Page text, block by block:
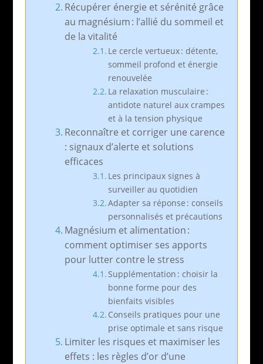
Récupérer énergie et sérénité grâce
au magnésium : l’allié du sommeil et
de la vitalité
Le cercle vertueux : détente,
sommeil profond et énergie
renouvelée
La relaxation musculaire :
antidote naturel aux crampes
et à la tension physique
Reconnaître et corriger une carence
: signaux d’alerte et solutions
efficaces
Les principaux signes à
surveiller au quotidien
Adapter sa réponse : conseils
personnalisés et précautions
Magnésium et alimentation :
comment optimiser ses apports
pour lutter contre le stress
Supplémentation : choisir la
bonne forme pour des
bienfaits visibles
Conseils pratiques pour une
prise optimale et sans risque
Limiter les risques et maximiser les
effets : les règles d’or d’une